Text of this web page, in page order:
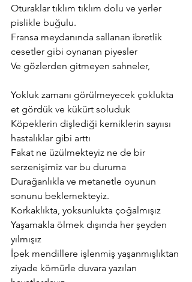
Oturaklar tıklım tıklım dolu ve yerler
pislikle buğulu.
Fransa meydanında sallanan ibretlik
cesetler gibi oynanan piyesler
Ve gözlerden gitmeyen sahneler,
Yokluk zamanı görülmeyecek çoklukta
et gördük ve kükürt soluduk
Köpeklerin dişlediği kemiklerin sayıısı
hastalıklar gibi arttı
Fakat ne üzülmekteyiz ne de bir
serzenişimiz var bu duruma
Durağanlıkla ve metanetle oyunun
sonunu beklemekteyiz.
Korkaklıkta, yoksunlukta çoğalmışız
Yaşamakla ölmek dışında her şeyden
yılmışız
İpek mendillere işlenmiş yaşanmışlıktan
ziyade kömürle duvara yazılan